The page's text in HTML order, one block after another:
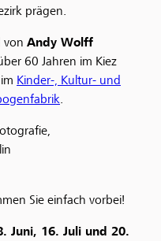
prägen.
von Andy Wolff
60 Jahren im Kiez
Kinder-, Kultur- und
Sie einfach vorbei!
Juni, 16. Juli und 20.